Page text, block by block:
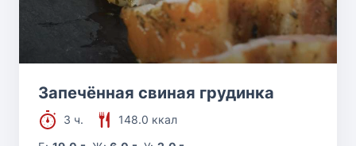
Запечённая свиная грудинка
3 ч.
148.0 ккал